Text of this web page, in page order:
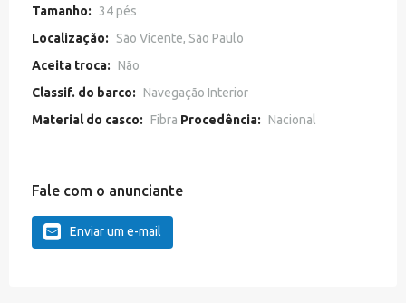
Tamanho:
34 pés
Localização:
São Vicente, São Paulo
Aceita troca: Não
Classif. do barco: Navegação Interior
Material do casco: Fibra Procedência: Nacional
Fale com o anunciante
Enviar um e-mail